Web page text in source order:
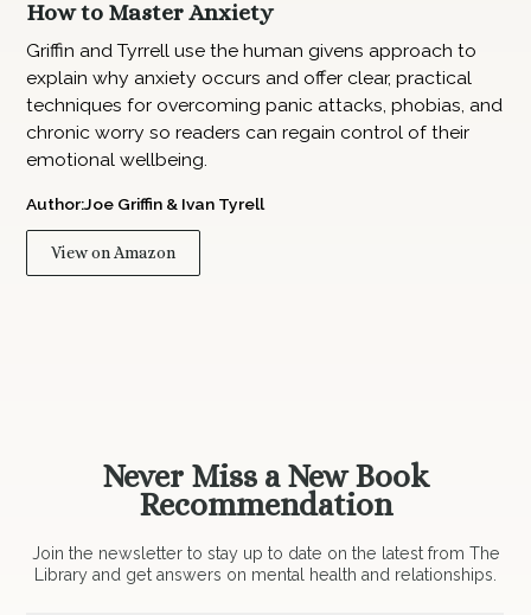
How to Master Anxiety
Griffin and Tyrrell use the human givens approach to
explain why anxiety occurs and offer clear, practical
techniques for overcoming panic attacks, phobias, and
chronic worry so readers can regain control of their
emotional wellbeing.
Author:Joe Griffin & Ivan Tyrell
View on Amazon
Never Miss a New Book
Recommendation
Join the newsletter to stay up to date on the latest from The
Library and get answers on mental health and relationships.